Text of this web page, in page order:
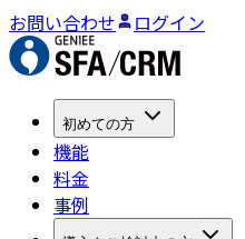
お問い合わせ ログイン
初めての方
機能
料金
事例